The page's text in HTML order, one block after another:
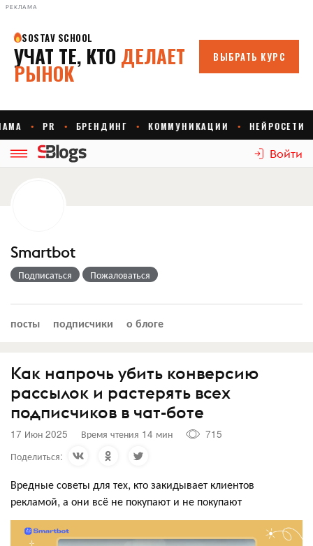
РЕКЛАМА
Войти
Smartbot
Подписаться Пожаловаться
посты подписчики о блоге
Как напрочь убить конверсию
рассылок и растерять всех
подписчиков в чат-боте
17 Июн 2025 Время чтения 14 мин
715
Поделиться:
Вредные советы для тех, кто закидывает клиентов
рекламой, а они всё не покупают и не покупают